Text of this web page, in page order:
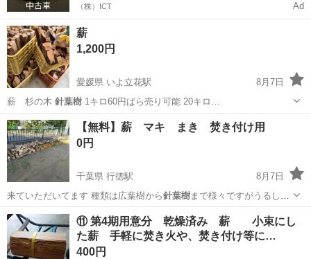
（株）ICT Ad
薪
1,200円
愛媛県 いよ立花駅
8月7日
薪 杉の木 針葉樹 1キロ60円ばら売り可能 20キロ…
愛媛 松山市 いよ立花駅 その他 針葉樹
【無料】薪 マキ まき 焚き付け用
0円
千葉県 行徳駅
8月7日
来ていただいてます 種類は広葉樹から針葉樹まで様々ですがうるしな
ど薪に使ってはい…
千葉 市川市 行徳駅 生活雑貨 まき
⑪ 第4期用意分 乾燥済み 薪 小束にし
た薪 手軽に焚き火や、焚き付け等に…
400円